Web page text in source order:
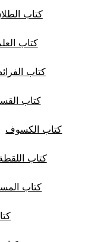
كتاب
كتاب
كتاب
كتاب
كتاب الكسوف
كتاب
كتاب